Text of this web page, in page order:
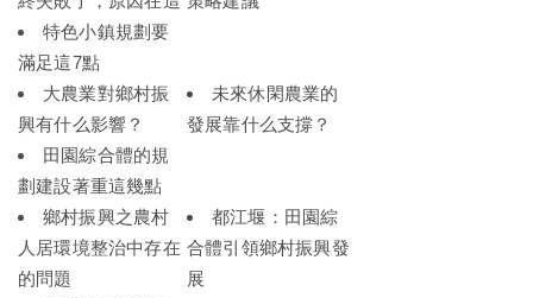
特色小鎮規劃要
滿足這7點
大農業對鄉村振
興有什么影響？
未來休閑農業的
發展靠什么支撐？
田園綜合體的規
劃建設著重這幾點
鄉村振興之農村
人居環境整治中存在
的問題
都江堰：田園綜
合體引領鄉村振興發
展